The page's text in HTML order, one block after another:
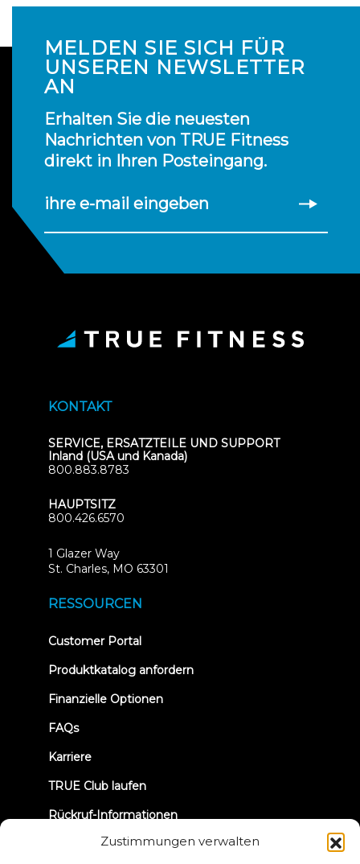
Zustimmungen verwalten
MELDEN SIE SICH FÜR
UNSEREN NEWSLETTER
AN
Erhalten Sie die neuesten
Nachrichten von TRUE Fitness
direkt in Ihren Posteingang.
ihre e-mail eingeben
KONTAKT
SERVICE, ERSATZTEILE UND SUPPORT
Inland (USA und Kanada)
800.883.8783
HAUPTSITZ
800.426.6570
1 Glazer Way
St. Charles, MO 63301
RESSOURCEN
Customer Portal(opens
new
Produktkatalog anfordern
Finanzielle Optionen
FAQs
Karriere
TRUE Club laufen
Rückruf-Informationen